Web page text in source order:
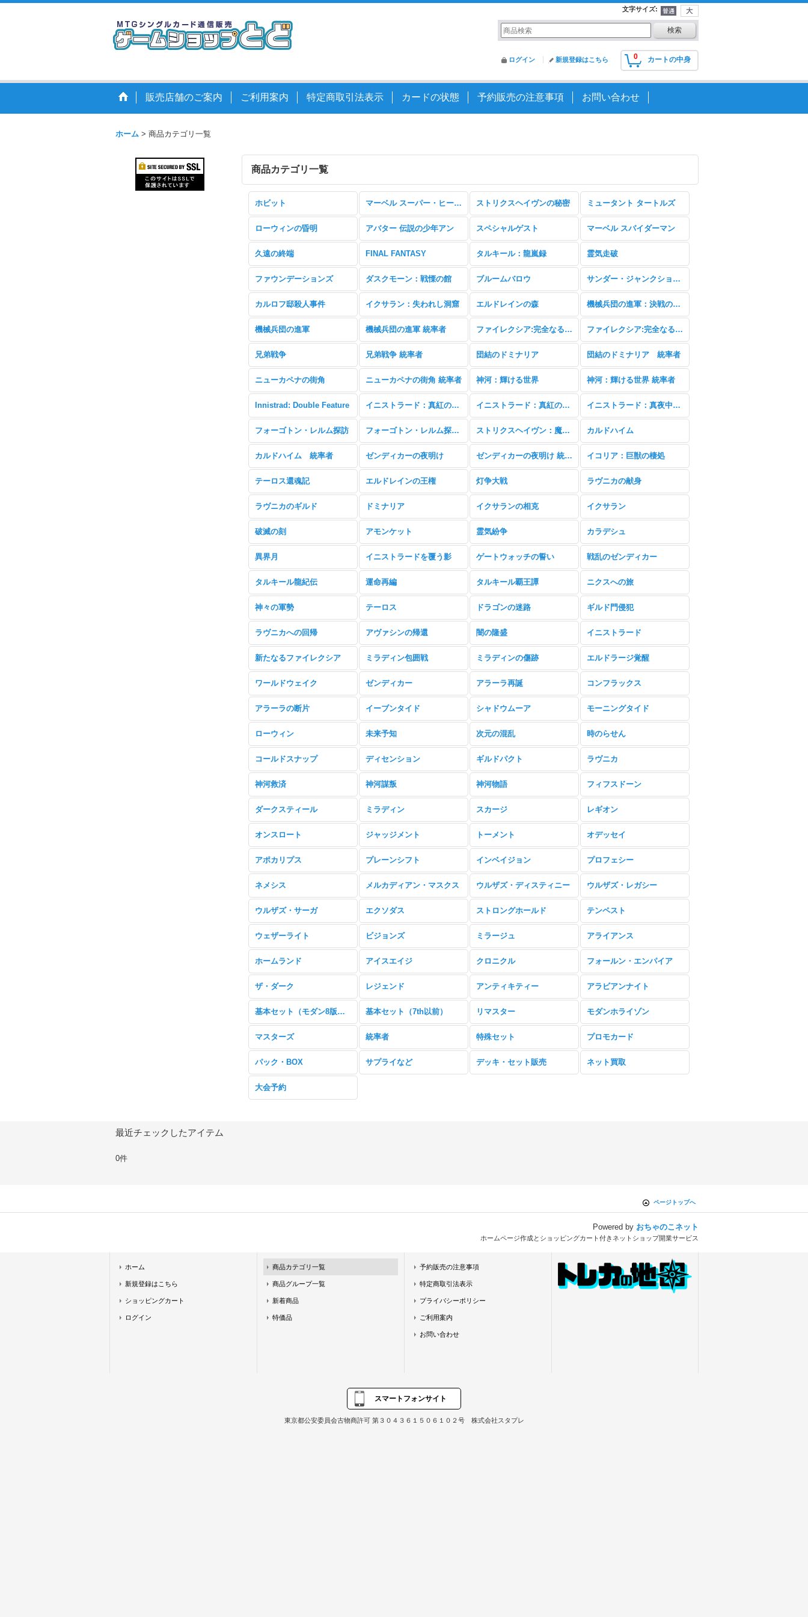
文字サイズ:
0 カートの中身
ログイン 新規登録はこちら
販売店舗のご案内 ご利用案内 特定商取引法表示 カードの状態 予約販売の注意事項 お問い合わせ
ホーム > 商品カテゴリ一覧
商品カテゴリ一覧
ホビット マーベル スーパー・ヒーローズ ストリクスヘイヴンの秘密 ミュータント タートルズ
ローウィンの昏明 アバター 伝説の少年アン スペシャルゲスト マーベル スパイダーマン
久遠の終端 FINAL FANTASY タルキール：龍嵐録 霊気走破
ファウンデーションズ ダスクモーン：戦慄の館 ブルームバロウ サンダー・ジャンクションの無法者
カルロフ邸殺人事件 イクサラン：失われし洞窟 エルドレインの森 機械兵団の進軍：決戦の後に
機械兵団の進軍 機械兵団の進軍 統率者 ファイレクシア:完全なる統一 ファイレクシア:完全なる統一 統率者
兄弟戦争 兄弟戦争 統率者 団結のドミナリア 団結のドミナリア 統率者
ニューカペナの街角 ニューカペナの街角 統率者 神河：輝ける世界 神河：輝ける世界 統率者
Innistrad: Double Feature イニストラード：真紅の契り イニストラード：真紅の契り 統率者 イニストラード：真夜中の狩り
フォーゴトン・レルム探訪 フォーゴトン・レルム探訪 統率者 ストリクスヘイヴン：魔法学院 カルドハイム
カルドハイム 統率者 ゼンディカーの夜明け ゼンディカーの夜明け 統率者 イコリア：巨獣の棲処
テーロス還魂記 エルドレインの王権 灯争大戦 ラヴニカの献身
ラヴニカのギルド ドミナリア イクサランの相克 イクサラン
破滅の刻 アモンケット 霊気紛争 カラデシュ
異界月 イニストラードを覆う影 ゲートウォッチの誓い 戦乱のゼンディカー
タルキール龍紀伝 運命再編 タルキール覇王譚 ニクスへの旅
神々の軍勢 テーロス ドラゴンの迷路 ギルド門侵犯
ラヴニカへの回帰 アヴァシンの帰還 闇の隆盛 イニストラード
新たなるファイレクシア ミラディン包囲戦 ミラディンの傷跡 エルドラージ覚醒
ワールドウェイク ゼンディカー アラーラ再誕 コンフラックス
アラーラの断片 イーブンタイド シャドウムーア モーニングタイド
ローウィン 未来予知 次元の混乱 時のらせん
コールドスナップ ディセンション ギルドパクト ラヴニカ
神河救済 神河謀叛 神河物語 フィフスドーン
ダークスティール ミラディン スカージ レギオン
オンスロート ジャッジメント トーメント オデッセイ
アポカリプス プレーンシフト インベイジョン プロフェシー
ネメシス メルカディアン・マスクス ウルザズ・ディスティニー ウルザズ・レガシー
ウルザズ・サーガ エクソダス ストロングホールド テンペスト
ウェザーライト ビジョンズ ミラージュ アライアンス
ホームランド アイスエイジ クロニクル フォールン・エンパイア
ザ・ダーク レジェンド アンティキティー アラビアンナイト
基本セット（モダン8版以降） 基本セット（7th以前） リマスター モダンホライゾン
マスターズ 統率者 特殊セット プロモカード
パック・BOX サプライなど デッキ・セット販売 ネット買取
大会予約
最近チェックしたアイテム
0件
ページトップへ
Powered by おちゃのこネット
ホームページ作成とショッピングカート付きネットショップ開業サービス
ホーム
新規登録はこちら
ショッピングカート
ログイン
商品カテゴリ一覧
商品グループ一覧
新着商品
特価品
予約販売の注意事項
特定商取引法表示
プライバシーポリシー
ご利用案内
お問い合わせ
スマートフォンサイト
東京都公安委員会古物商許可 第３０４３６１５０６１０２号 株式会社スタプレ